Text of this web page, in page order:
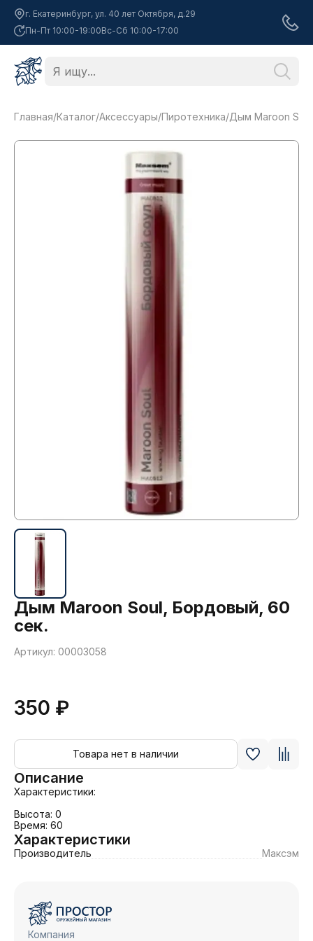
г. Екатеринбург, ул. 40 лет Октября, д.29
Пн-Пт 10:00-19:00Вс-Сб 10:00-17:00
Главная/Каталог/Аксессуары/Пиротехника/Дым Maroon
Дым Maroon Soul, Бордовый, 60
сек.
Артикул: 00003058
350 ₽
Товара нет в наличии
Описание
Характеристики:
Высота: 0
Время: 60
Характеристики
Производитель Максэм
Компания